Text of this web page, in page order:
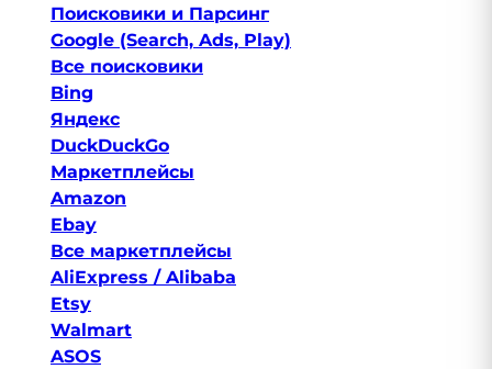
Поисковики и Парсинг
Google (Search, Ads, Play)
Все поисковики
Bing
Яндекс
DuckDuckGo
Маркетплейсы
Amazon
Ebay
Все маркетплейсы
AliExpress / Alibaba
Etsy
Walmart
ASOS